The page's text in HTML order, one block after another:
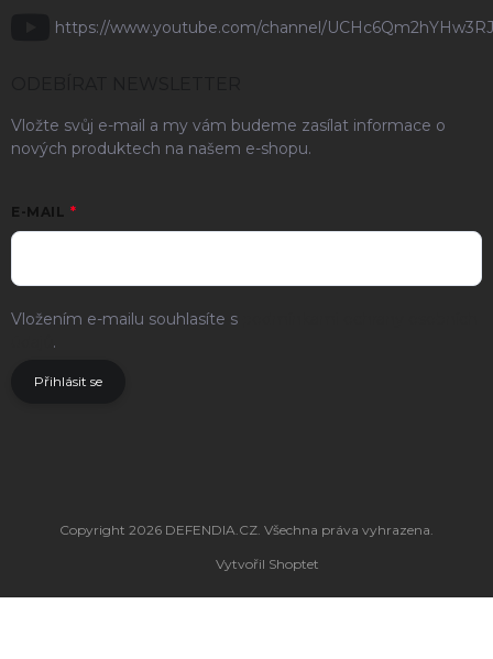
https://www.youtube.com/channel/
Vložte svůj e-mail a my vám budeme zasílat informace o
nových produktech na našem e-shopu.
E-MAIL
Vložením e-mailu souhlasíte s
.
Přihlásit se
Vytvořil Shoptet
Copyright 2026 DEFENDIA.CZ . Všechna práva vyhrazena.